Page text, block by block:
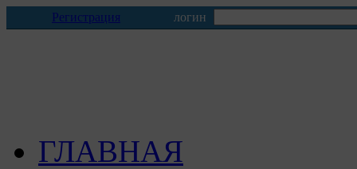
Регистрация логин
ГЛАВНАЯ